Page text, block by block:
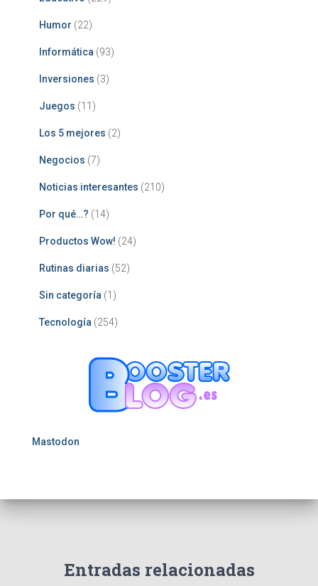
Humor (22)
Informática (93)
Inversiones (3)
Juegos (11)
Los 5 mejores (2)
Negocios (7)
Noticias interesantes (210)
Por qué…? (14)
Productos Wow! (24)
Rutinas diarias (52)
Sin categoría (1)
Tecnología (254)
Mastodon
Entradas relacionadas